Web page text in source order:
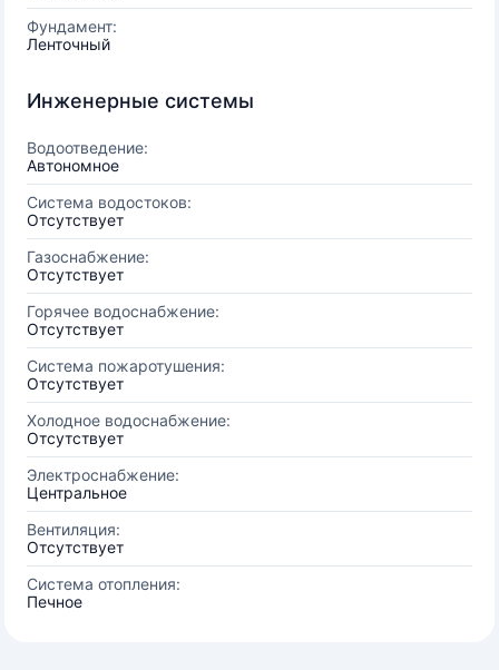
Фундамент:
Ленточный
Инженерные системы
Водоотведение:
Автономное
Система водостоков:
Отсутствует
Газоснабжение:
Отсутствует
Горячее водоснабжение:
Отсутствует
Система пожаротушения:
Отсутствует
Холодное водоснабжение:
Отсутствует
Электроснабжение:
Центральное
Вентиляция:
Отсутствует
Система отопления:
Печное